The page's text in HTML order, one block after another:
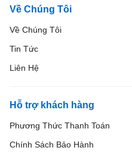
Về Chúng Tôi
Về Chúng Tôi
Tin Tức
Liên Hệ
Hỗ trợ khách hàng
Phương Thức Thanh Toán
Chính Sách Bảo Hành